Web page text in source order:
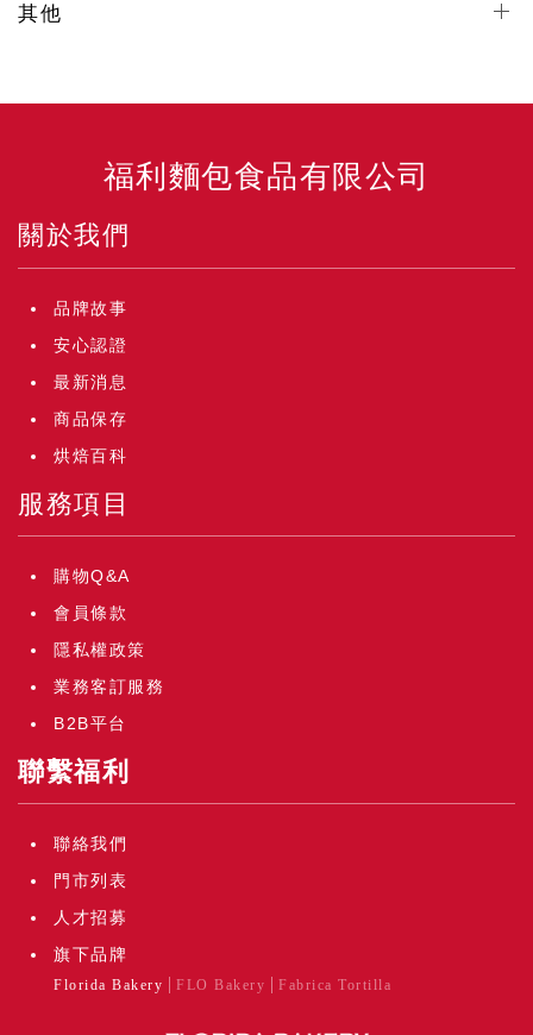
其他
福利麵包食品有限公司
關於我們
品牌故事
安心認證
最新消息
商品保存
烘焙百科
服務項目
購物Q&A
會員條款
隱私權政策
業務客訂服務
B2B平台
聯繫福利
聯絡我們
門市列表
人才招募
旗下品牌
Florida Bakery FLO Bakery Fabrica Tortilla